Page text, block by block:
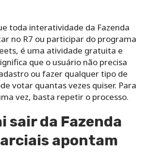
toda interatividade da Fazenda
no R7 ou participar do programa
é uma atividade gratuita e
que o usuário não precisa
ou fazer qualquer tipo de
votar quantas vezes quiser. Para
vez, basta repetir o processo.
sair da Fazenda
apontam